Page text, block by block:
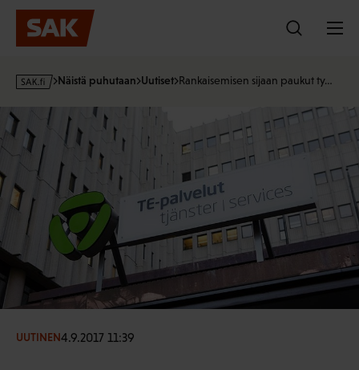
Hyppää
sisältöön
s
·
Näistä puhutaan Uutiset Rankaisemisen sijaan paukut ty…
UUTINEN4.9.2017 11:39